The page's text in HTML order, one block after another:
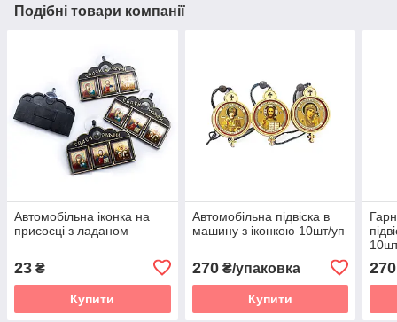
Подібні товари компанії
Автомобільна іконка на
присосці з ладаном
23 ₴
Купити
Автомобільна підвіска в
машину з іконкою 10шт/уп
270₴/упаковка
Купити
270